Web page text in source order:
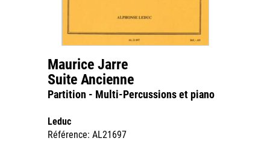
Maurice Jarre
Suite Ancienne
Partition - Multi-Percussions et piano
Leduc
Référence: AL21697